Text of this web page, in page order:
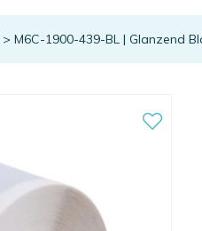
> M6C-1900-439-BL | Glanzend